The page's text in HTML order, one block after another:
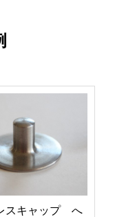
スキャップ へ